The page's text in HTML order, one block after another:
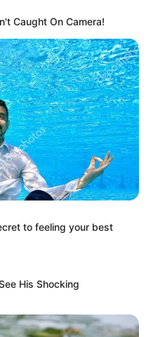
Caught On Camera!
to feeling your best
His Shocking